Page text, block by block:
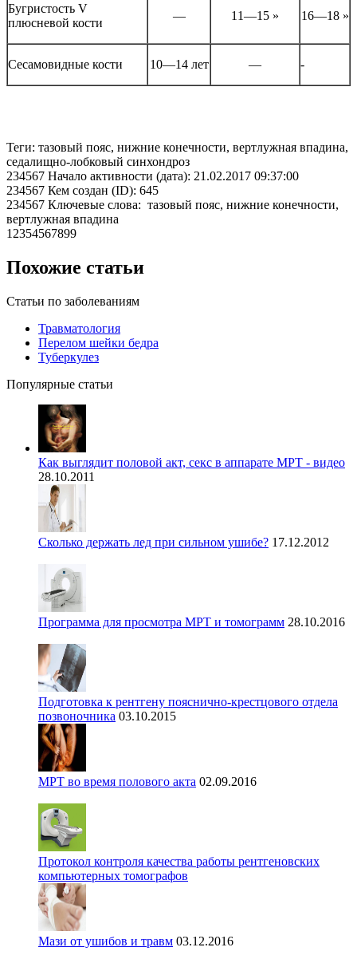
Бугристость V
плюсневой кости
— 11—15 » 16—18 »
Сесамовидные кости 10—14 лет — -
Теги: тазовый пояс, нижние конечности, вертлужная впадина,
седалищно-лобковый синхондроз
234567 Начало активности (дата): 21.02.2017 09:37:00
234567 Кем создан (ID): 645
234567 Ключевые слова: тазовый пояс, нижние конечности,
вертлужная впадина
12354567899
Похожие статьи
Статьи по заболеваниям
Травматология
Перелом шейки бедра
Туберкулез
Популярные статьи
Как выглядит половой акт, секс в аппарате МРТ - видео
28.10.2011
Сколько держать лед при сильном ушибе? 17.12.2012
Программа для просмотра МРТ и томограмм 28.10.2016
Подготовка к рентгену пояснично-крестцового отдела
позвоночника 03.10.2015
МРТ во время полового акта 02.09.2016
Протокол контроля качества работы рентгеновских
компьютерных томографов
Мази от ушибов и травм 03.12.2016